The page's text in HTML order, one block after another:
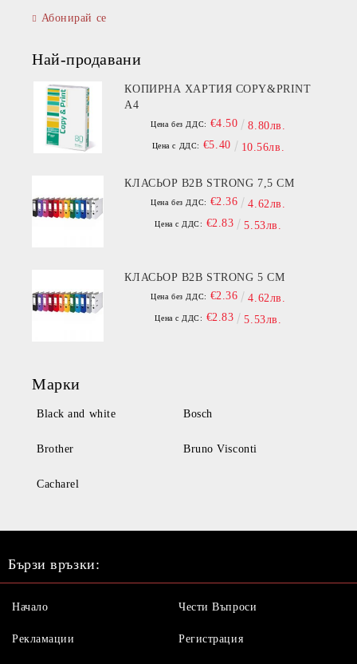
Абонирай се
Най-продавани
КОПИРНА ХАРТИЯ COPY&PRINT
A4
Цена без ДДС: €4.50 8.80лв.
Цена с ДДС: €5.40 10.56лв.
КЛАСЬОР B2B STRONG 7,5 СМ
Цена без ДДС: €2.36 4.62лв.
Цена с ДДС: €2.83 5.53лв.
КЛАСЬОР B2B STRONG 5 СМ
Цена без ДДС: €2.36 4.62лв.
Цена с ДДС: €2.83 5.53лв.
Марки
Black and white Bosch
Brother Bruno Visconti
Cacharel
Бързи връзки:
Начало
Рекламации
Чести Въпроси
Регистрация